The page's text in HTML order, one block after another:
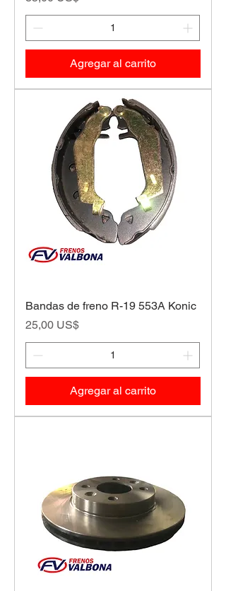
Agregar al carrito
Bandas de freno R-19 553A Konic
Precio
25,00 US$
Agregar al carrito